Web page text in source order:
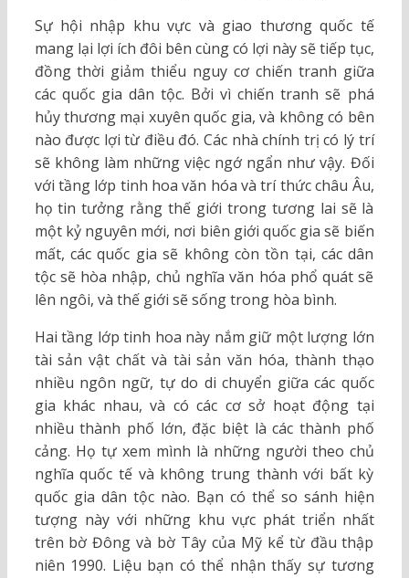
Sự hội nhập khu vực và giao thương quốc tế
mang lại lợi ích đôi bên cùng có lợi này sẽ tiếp tục,
đồng thời giảm thiểu nguy cơ chiến tranh giữa
các quốc gia dân tộc. Bởi vì chiến tranh sẽ phá
hủy thương mại xuyên quốc gia, và không có bên
nào được lợi từ điều đó. Các nhà chính trị có lý trí
sẽ không làm những việc ngớ ngẩn như vậy. Đối
với tầng lớp tinh hoa văn hóa và trí thức châu Âu,
họ tin tưởng rằng thế giới trong tương lai sẽ là
một kỷ nguyên mới, nơi biên giới quốc gia sẽ biến
mất, các quốc gia sẽ không còn tồn tại, các dân
tộc sẽ hòa nhập, chủ nghĩa văn hóa phổ quát sẽ
lên ngôi, và thế giới sẽ sống trong hòa bình.
Hai tầng lớp tinh hoa này nắm giữ một lượng lớn
tài sản vật chất và tài sản văn hóa, thành thạo
nhiều ngôn ngữ, tự do di chuyển giữa các quốc
gia khác nhau, và có các cơ sở hoạt động tại
nhiều thành phố lớn, đặc biệt là các thành phố
cảng. Họ tự xem mình là những người theo chủ
nghĩa quốc tế và không trung thành với bất kỳ
quốc gia dân tộc nào. Bạn có thể so sánh hiện
tượng này với những khu vực phát triển nhất
trên bờ Đông và bờ Tây của Mỹ kể từ đầu thập
niên 1990. Liệu bạn có thể nhận thấy sự tương